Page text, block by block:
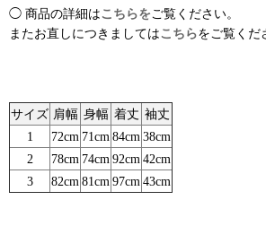
◯ 商品の詳細はこちらをご覧ください。
またお直しにつきましてはこちらをご覧くだ
サイズ 肩幅 身幅 着丈 袖丈
1
72cm 71cm 84cm 38cm
2
78cm 74cm 92cm 42cm
3
82cm 81cm 97cm 43cm